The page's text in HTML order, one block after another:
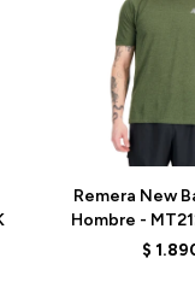
Remera New
Hombre -
$